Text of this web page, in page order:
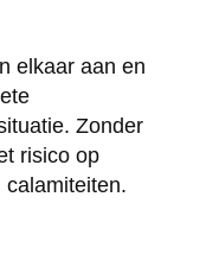
elkaar aan en
Zonder
risico op